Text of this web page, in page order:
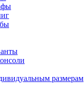
размерам